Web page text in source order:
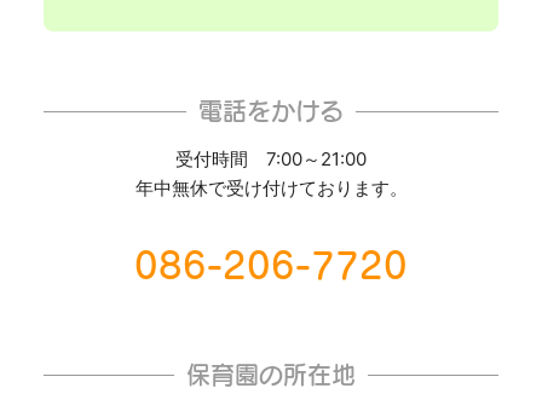
電話をかける
受付時間 7:00～21:00
年中無休で受け付けております。
086-206-7720
保育園の所在地